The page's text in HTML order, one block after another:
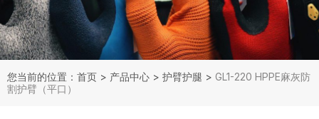
您当前的位置：首页 > 产品中心 > 护臂护腿 > GL1-220 HPPE麻灰防
割护臂（平口）